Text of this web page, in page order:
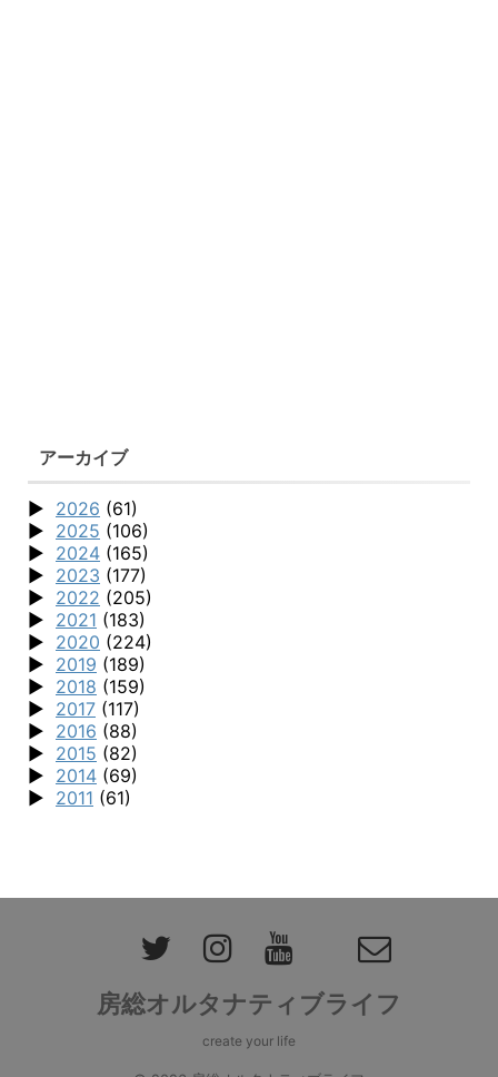
アーカイブ
2026 (61)
2025 (106)
2024 (165)
2023 (177)
2022 (205)
2021 (183)
2020 (224)
2019 (189)
2018 (159)
2017 (117)
2016 (88)
2015 (82)
2014 (69)
2011 (61)
房総オルタナティブライフ
create your life